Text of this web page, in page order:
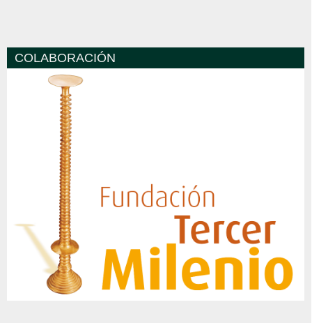
COLABORACIÓN